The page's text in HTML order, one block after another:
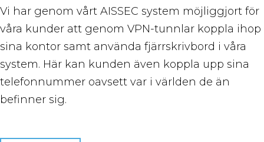
Vi har genom vårt AISSEC system möjliggjort för
våra kunder att genom VPN-tunnlar koppla ihop
sina kontor samt använda fjärrskrivbord i våra
system. Här kan kunden även koppla upp sina
telefonnummer oavsett var i världen de än
befinner sig.